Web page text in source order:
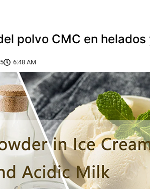
polvo CMC en helados
6:48 AM